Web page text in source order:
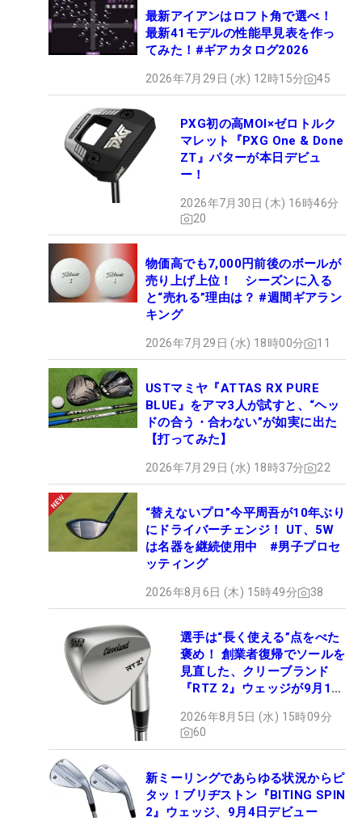
最新アイアンはロフト角で選べ！
最新41モデルの性能早見表を作っ
てみた！#ギアカタログ2026
2026年7月29日 (水) 12時15分 45
PXG初の高MOI×ゼロトルク
マレット『PXG One & Done
ZT』パターが本日デビュ
ー！
2026年7月30日 (木) 16時46分
20
物価高でも7,000円前後のボールが
売り上げ上位！ シーズンに入る
と“売れる”理由は？ #週間ギアラン
キング
2026年7月29日 (水) 18時00分 11
USTマミヤ『ATTAS RX PURE
BLUE』をアマ3人が試すと、“ヘッ
ドの合う・合わない”が如実に出た
【打ってみた】
2026年7月29日 (水) 18時37分 22
“替えないプロ”今平周吾が10年ぶり
にドライバーチェンジ！ UT、5W
は名器を継続使用中 #男子プロセ
ッティング
2026年8月6日 (木) 15時49分 38
選手は“長く使える”点をべた
褒め！ 創業者復帰でソールを
見直した、クリーブランド
『RTZ 2』ウェッジが9月12
2026年8月5日 (水) 15時09分
60
新ミーリングであらゆる状況からピ
タッ！ブリヂストン『BITING SPIN
2』ウェッジ、9月4日デビュー